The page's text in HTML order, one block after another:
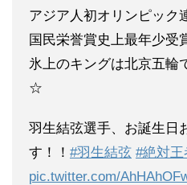
アジア人初オリンピック
国民栄誉賞史上最年少受
氷上のキングは北京五輪
☆
羽生結弦選手、お誕生日
す！！ #羽生結弦 #絶対王
pic.twitter.com/